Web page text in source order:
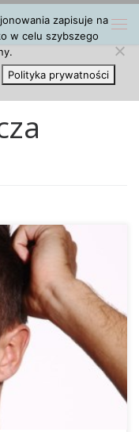
podatni na
a drudzy nie? Z
spowodowane
w
aktualne
w nałóg
zapisuje na
w celu szybszego
Polityka prywatności